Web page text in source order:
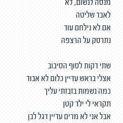
מנסה לנשום, לא
לאבד שליטה
אם לא נילחם עוד
נתרסק על הרצפה
שתי דקות לסוף הסיבוב
אצלי בראש עדיין כלום לא אבוד
כמה נשמות בזבזתי עליך
תקראי לי ילד קטן
אבל אני לא מרים עדיין דגל לבן